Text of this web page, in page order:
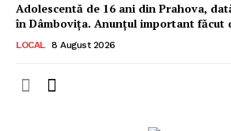
Adolescentă de 16 ani din Prahova,
în Dâmbovița. Anunțul important făcut
LOCAL 8 August 2026